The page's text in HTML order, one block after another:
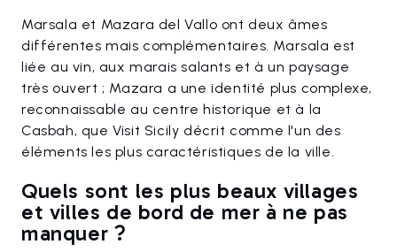
Marsala et Mazara del Vallo ont deux âmes
différentes mais complémentaires. Marsala est
liée au vin, aux marais salants et à un paysage
très ouvert ; Mazara a une identité plus complexe,
reconnaissable au centre historique et à la
Casbah, que Visit Sicily décrit comme l'un des
éléments les plus caractéristiques de la ville.
Quels sont les plus beaux villages
et villes de bord de mer à ne pas
manquer ?